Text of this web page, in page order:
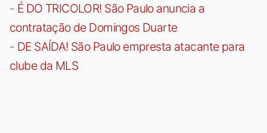
- É DO TRICOLOR! São Paulo anuncia a
contratação de Domingos Duarte
- DE SAÍDA! São Paulo empresta atacante para
clube da MLS